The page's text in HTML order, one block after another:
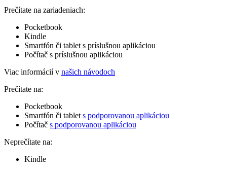
Prečítate na zariadeniach:
Pocketbook
Kindle
Smartfón či tablet s príslušnou aplikáciou
Počítač s príslušnou aplikáciou
Viac informácií v našich návodoch
Prečítate na:
Pocketbook
Smartfón či tablet s podporovanou aplikáciou
Počítač s podporovanou aplikáciou
Neprečítate na:
Kindle